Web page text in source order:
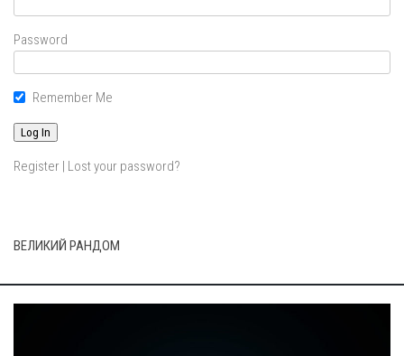
Password
Remember Me
Register | Lost your password?
ВЕЛИКИЙ РАНДОМ